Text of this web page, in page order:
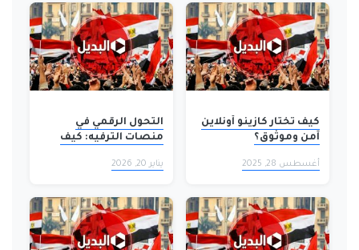
كيف تختار كازينو أونلاين
آمن وموثوق؟
أغسطس 28, 2025
التحول الرقمي في
منصات الترفيه: كيف
المستخدم في العالم
يناير 20, 2026